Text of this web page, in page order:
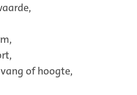
of hoogte,